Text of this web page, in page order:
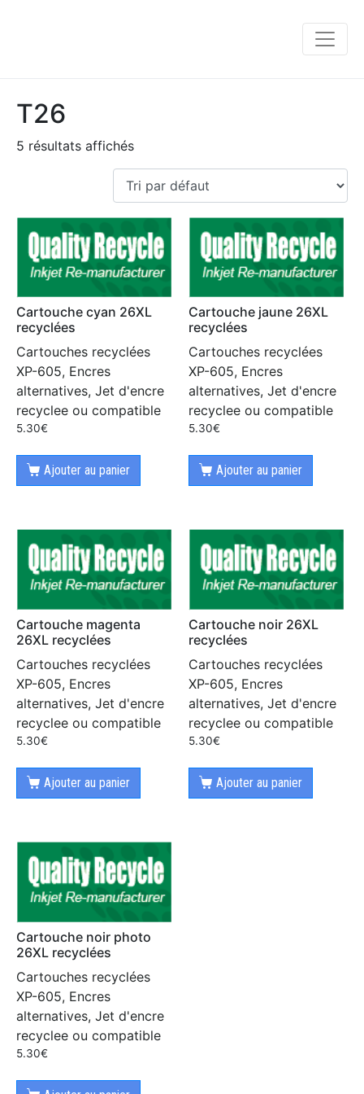
T26
5 résultats affichés
Cartouche cyan 26XL
recyclées
Cartouches recyclées
XP-605, Encres
alternatives, Jet d'encre
recyclee ou compatible
5.30€
Ajouter au panier
Cartouche jaune 26XL
recyclées
Cartouches recyclées
XP-605, Encres
alternatives, Jet d'encre
recyclee ou compatible
5.30€
Ajouter au panier
Cartouche magenta
26XL recyclées
Cartouches recyclées
XP-605, Encres
alternatives, Jet d'encre
recyclee ou compatible
5.30€
Ajouter au panier
Cartouche noir 26XL
recyclées
Cartouches recyclées
XP-605, Encres
alternatives, Jet d'encre
recyclee ou compatible
5.30€
Ajouter au panier
Cartouche noir photo
26XL recyclées
Cartouches recyclées
XP-605, Encres
alternatives, Jet d'encre
recyclee ou compatible
5.30€